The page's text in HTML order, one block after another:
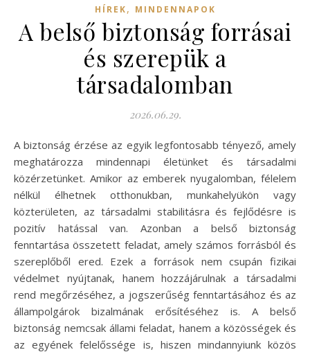
HÍREK, MINDENNAPOK
A belső biztonság forrásai
és szerepük a
társadalomban
2026.06.29.
A biztonság érzése az egyik legfontosabb tényező, amely
meghatározza mindennapi életünket és társadalmi
közérzetünket. Amikor az emberek nyugalomban, félelem
nélkül élhetnek otthonukban, munkahelyükön vagy
közterületen, az társadalmi stabilitásra és fejlődésre is
pozitív hatással van. Azonban a belső biztonság
fenntartása összetett feladat, amely számos forrásból és
szereplőből ered. Ezek a források nem csupán fizikai
védelmet nyújtanak, hanem hozzájárulnak a társadalmi
rend megőrzéséhez, a jogszerűség fenntartásához és az
állampolgárok bizalmának erősítéséhez is. A belső
biztonság nemcsak állami feladat, hanem a közösségek és
az egyének felelőssége is, hiszen mindannyiunk közös